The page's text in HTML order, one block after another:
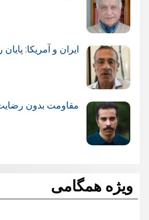
ایران و آمریکا:
مقاومت بدون
ویژه همگامی